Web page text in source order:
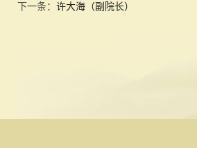
下一条： 许大海（副院长）